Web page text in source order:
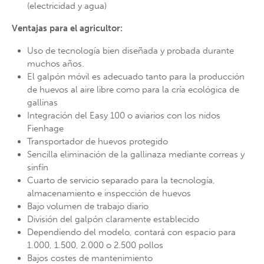
(electricidad y agua)
Ventajas para el agricultor:
Uso de tecnología bien diseñada y probada durante
muchos años.
El galpón móvil es adecuado tanto para la producción
de huevos al aire libre como para la cría ecológica de
gallinas
Integración del Easy 100 o aviarios con los nidos
Fienhage
Transportador de huevos protegido
Sencilla eliminación de la gallinaza mediante correas y
sinfín
Cuarto de servicio separado para la tecnología,
almacenamiento e inspección de huevos
Bajo volumen de trabajo diario
División del galpón claramente establecido
Dependiendo del modelo, contará con espacio para
1.000, 1.500, 2.000 o 2.500 pollos
Bajos costes de mantenimiento